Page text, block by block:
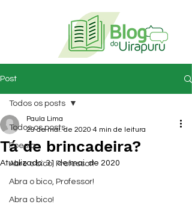
Post
Todos os posts
Poesia
Abre o bico, Professor!
Abra o bico, Professor!
Abra o bico!
Todos os posts
Tá de brincadeira?
Paula Lima
29 de mai. de 2020 4 min de leitura
Atualizado:31 de mai. de 2020